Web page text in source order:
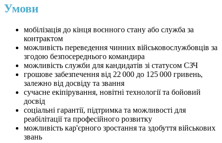
Умови
мобілізація до кінця воєнного стану або служба за
контрактом
можливість переведення чинних військовослужбовців за
згодою безпосереднього командира
можливість служби для кандидатів зі статусом СЗЧ
грошове забезпечення від 22 000 до 125 000 гривень,
залежно від досвіду та звання
сучасне екіпірування, новітні технології та бойовий
досвід
соціальні гарантії, підтримка та можливості для
реабілітації та професійного розвитку
можливість кар'єрного зростання та здобуття військових
звань